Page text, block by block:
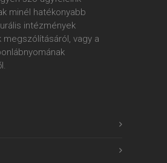
a CarbonClass egyik